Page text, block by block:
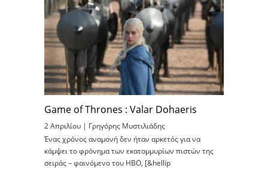
Game of Thrones : Valar Dohaeris
2 Απριλίου | Γρηγόρης Μυστιλιάδης
Ένας χρόνος αναμονή δεν ήταν αρκετός για να
κάμψει το φρόνημα των εκατομμυρίων πιστών της
σειράς – φαινόμενο του HBO, [&hellip